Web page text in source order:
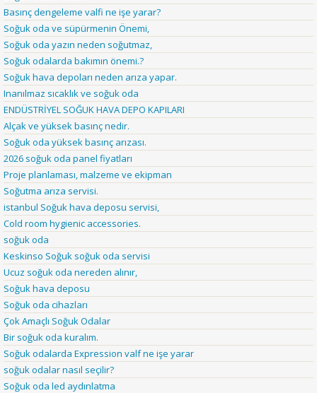
Basınç dengeleme valfi ne işe yarar?
Soğuk oda ve süpürmenin Önemi,
Soğuk oda yazın neden soğutmaz,
Soğuk odalarda bakımın önemi.?
Soğuk hava depoları neden arıza yapar.
Inanılmaz sıcaklık ve soğuk oda
ENDÜSTRİYEL SOĞUK HAVA DEPO KAPILARI
Alçak ve yüksek basınç nedir.
Soğuk oda yüksek basınç arızası.
2026 soğuk oda panel fiyatları
Proje planlaması, malzeme ve ekipman
Soğutma arıza servisi.
istanbul Soğuk hava deposu servisi,
Cold room hygienic accessories.
soğuk oda
Keskinso Soğuk soğuk oda servisi
Ucuz soğuk oda nereden alınır,
Soğuk hava deposu
Soğuk oda cihazları
Çok Amaçlı Soğuk Odalar
Bir soğuk oda kuralım.
Soğuk odalarda Expression valf ne işe yarar
soğuk odalar nasıl seçilir?
Soğuk oda led aydınlatma